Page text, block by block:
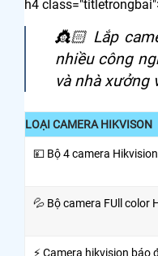
h4
👸🏻 Lắp
nhiều công
và nhà xưởng
LOẠI CAMERA HIKVISON
💴 Bộ 4 camera
💦 Bộ camera FUll color
⚡ Camera hikvision báo